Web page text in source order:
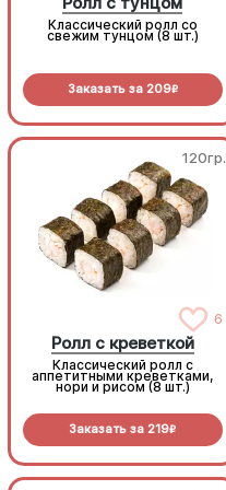
Классический ролл со
свежим тунцом (8 шт.)
Заказать за 209R
120гр.
6
Ролл с креветкой
Классический ролл с
аппетитными креветками,
нори и рисом (8 шт.)
Заказать за 219R